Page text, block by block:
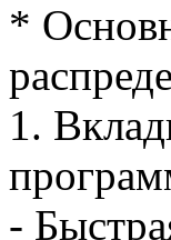
*
1.
-